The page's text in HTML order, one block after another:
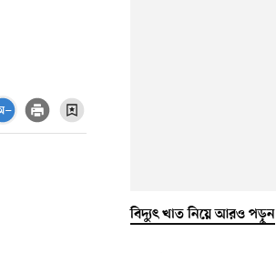
বিদ্যুৎ খাত নিয়ে আরও পড়ুন